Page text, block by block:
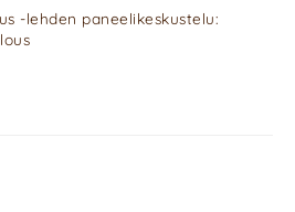
-lehden paneelikeskustelu: